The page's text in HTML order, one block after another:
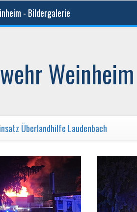
- Bildergalerie
Überlandhilfe Laudenbach